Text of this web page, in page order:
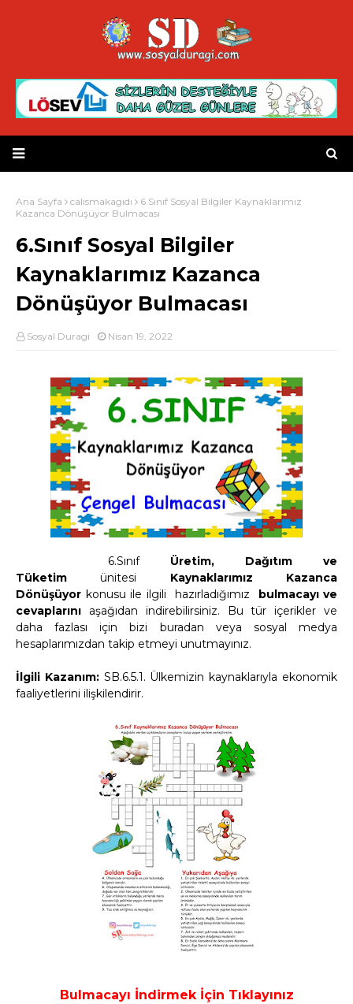
Ana Sayfa calısmakagıdı
6.Sınıf Sosyal Bilgiler Kaynaklarımız
Kazanca Dönüşüyor Bulmacası
6.Sınıf Sosyal Bilgiler
Kaynaklarımız Kazanca
Dönüşüyor Bulmacası
Sosyal Duragi Nisan 19, 2022
6.Sınıf Üretim, Dağıtım ve
Tüketim ünitesi Kaynaklarımız Kazanca
Dönüşüyor konusu ile ilgili hazırladığımız
bulmacayı ve
cevaplarını aşağıdan indirebilirsiniz.
Bu tür içerikler ve
daha fazlası için bizi buradan veya sosyal medya
hesaplarımızdan takip etmeyi unutmayınız.
İlgili Kazanım: SB.6.5.1. Ülkemizin kaynaklarıyla ekonomik
faaliyetlerini ilişkilendirir.
Bulmacayı İndirmek İçin Tıklayınız